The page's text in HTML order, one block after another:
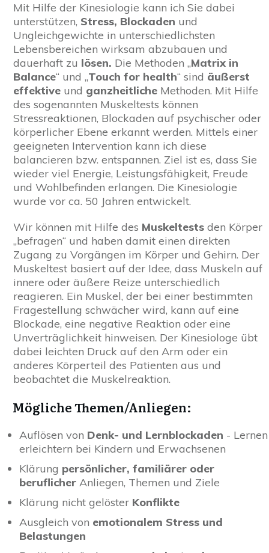
Mit Hilfe der Kinesiologie kann ich Sie dabei
unterstützen, Stress, Blockaden und
Ungleichgewichte in unterschiedlichsten
Lebensbereichen wirksam abzubauen und
dauerhaft zu lösen. Die Methoden „Matrix in
Balance“ und „Touch for health“ sind äußerst
effektive und ganzheitliche Methoden. Mit Hilfe
des sogenannten Muskeltests können
Stressreaktionen, Blockaden auf psychischer oder
körperlicher Ebene erkannt werden. Mittels einer
geeigneten Intervention kann ich diese
balancieren bzw. entspannen. Ziel ist es, dass Sie
wieder viel Energie, Leistungsfähigkeit, Freude
und Wohlbefinden erlangen. Die Kinesiologie
wurde vor ca. 50 Jahren entwickelt.
Wir können mit Hilfe des Muskeltests den Körper
„befragen“ und haben damit einen direkten
Zugang zu Vorgängen im Körper und Gehirn. Der
Muskeltest basiert auf der Idee, dass Muskeln auf
innere oder äußere Reize unterschiedlich
reagieren. Ein Muskel, der bei einer bestimmten
Fragestellung schwächer wird, kann auf eine
Blockade, eine negative Reaktion oder eine
Unverträglichkeit hinweisen. Der Kinesiologe übt
dabei leichten Druck auf den Arm oder ein
anderes Körperteil des Patienten aus und
beobachtet die Muskelreaktion.
Mögliche Themen/Anliegen:
Auflösen von Denk- und Lernblockaden - Lernen
erleichtern bei Kindern und Erwachsenen
Klärung persönlicher, familiärer oder
beruflicher Anliegen, Themen und Ziele
Klärung nicht gelöster Konflikte
Ausgleich von emotionalem Stress und
Belastungen